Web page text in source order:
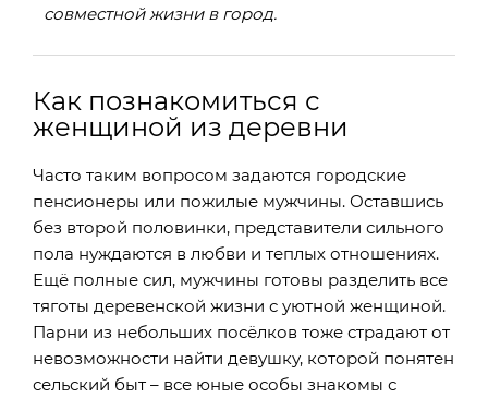
совместной жизни в город.
Как познакомиться с
женщиной из деревни
Часто таким вопросом задаются городские
пенсионеры или пожилые мужчины. Оставшись
без второй половинки, представители сильного
пола нуждаются в любви и теплых отношениях.
Ещё полные сил, мужчины готовы разделить все
тяготы деревенской жизни с уютной женщиной.
Парни из небольших посёлков тоже страдают от
невозможности найти девушку, которой понятен
сельский быт – все юные особы знакомы с